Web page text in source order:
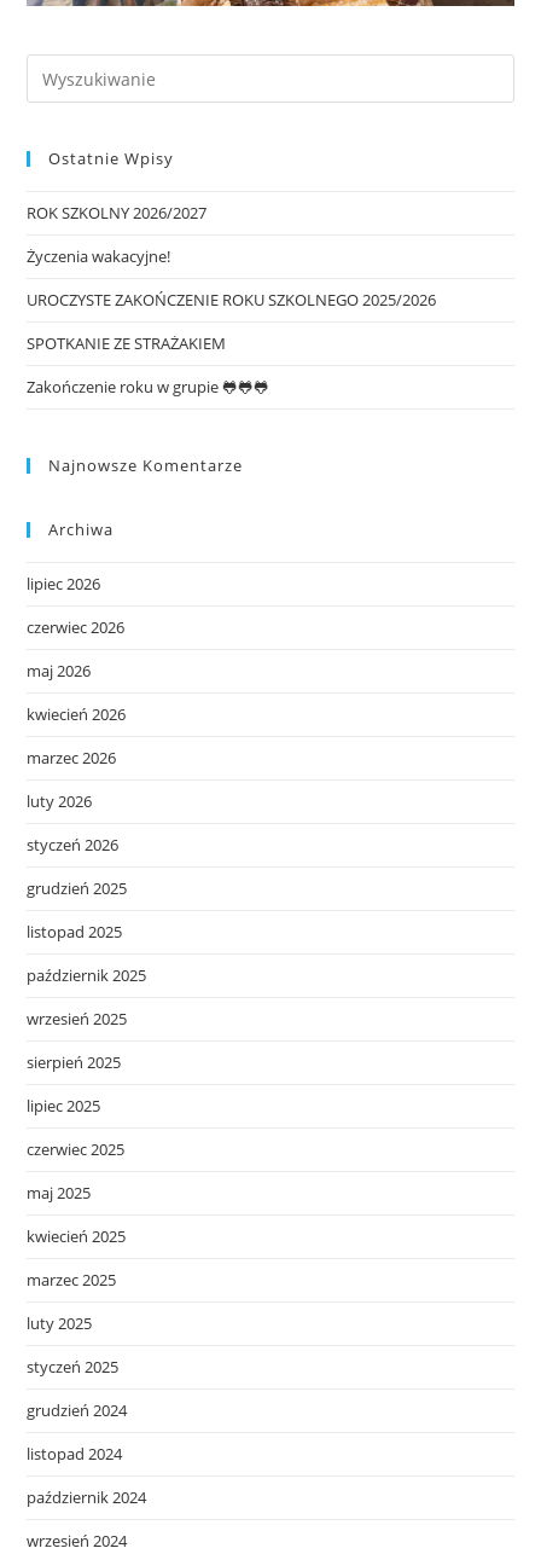
Ostatnie Wpisy
ROK SZKOLNY 2026/2027
Życzenia wakacyjne!
UROCZYSTE ZAKOŃCZENIE ROKU SZKOLNEGO 2025/2026
SPOTKANIE ZE STRAŻAKIEM
Zakończenie roku w grupie 🐸🐸🐸
Najnowsze Komentarze
Archiwa
lipiec 2026
czerwiec 2026
maj 2026
kwiecień 2026
marzec 2026
luty 2026
styczeń 2026
grudzień 2025
listopad 2025
październik 2025
wrzesień 2025
sierpień 2025
lipiec 2025
czerwiec 2025
maj 2025
kwiecień 2025
marzec 2025
luty 2025
styczeń 2025
grudzień 2024
listopad 2024
październik 2024
wrzesień 2024